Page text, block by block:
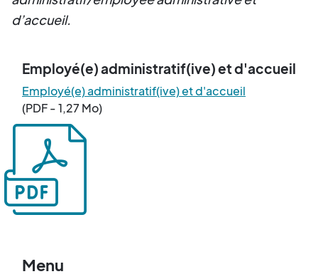
d’accueil.
Employé(e) administratif(ive) et d'accueil
Employé(e) administratif(ive) et d'accueil
(PDF - 1,27 Mo)
Menu